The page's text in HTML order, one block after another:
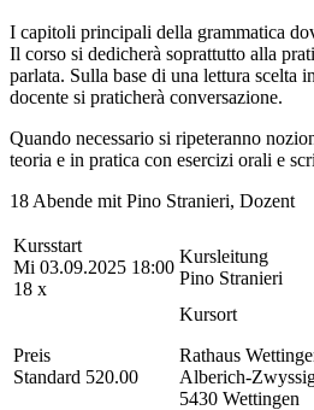
I capitoli principali della grammatica
Il corso si dedicherà soprattutto alla
parlata. Sulla base di una lettura scelta
docente si praticherà conversazione.
Quando necessario si ripeteranno
teoria e in pratica con esercizi orali e
18 Abende mit Pino Stranieri, Dozent
Kursstart
Mi 03.09.2025 18:00
18 x
Kursleitung
Pino Stranieri
Preis
Standard 520.00
Kursort
Rathaus
Alberich-
5430 Wettingen